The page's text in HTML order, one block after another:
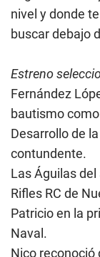
nivel y donde
buscar debajo
Estreno
Fernández
bautismo
Desarrollo de
contundente.
Las Águilas
Rifles RC de
Patricio en la
Naval.
Nico reconoció